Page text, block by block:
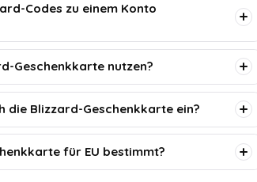
Codes zu einem Konto
Geschenkkarte nutzen?
die Blizzard-Geschenkkarte ein?
für EU bestimmt?